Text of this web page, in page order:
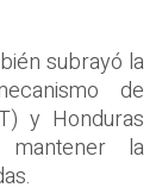
subrayó la
de
y Honduras
la